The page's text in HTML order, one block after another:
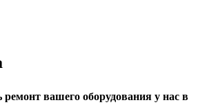
вашего оборудования у нас в